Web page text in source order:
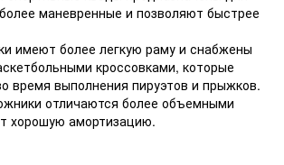
маневренные и позволяют быстрее
имеют более легкую раму и снабжены
кроссовками, которые
время выполнения пируэтов и прыжков.
отличаются более объемными
хорошую амортизацию.